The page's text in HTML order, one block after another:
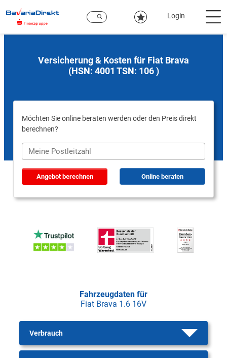
Hauptinhalt
Login
Versicherung & Kosten für Fiat Brava
(HSN: 4001 TSN: 106 )
Möchten Sie online beraten werden oder den Preis direkt
berechnen?
Angebot berechnen Online beraten
Fahrzeugdaten für
Fiat Brava 1.6 16V
Verbrauch